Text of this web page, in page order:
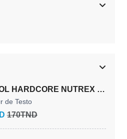
HARDCORE NUTREX -
de Testo
170TND